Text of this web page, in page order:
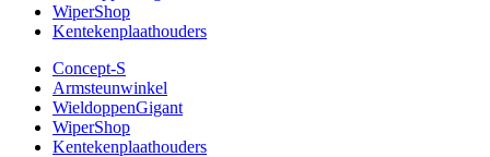
WiperShop
Kentekenplaathouders
Concept-S
Armsteunwinkel
WieldoppenGigant
WiperShop
Kentekenplaathouders